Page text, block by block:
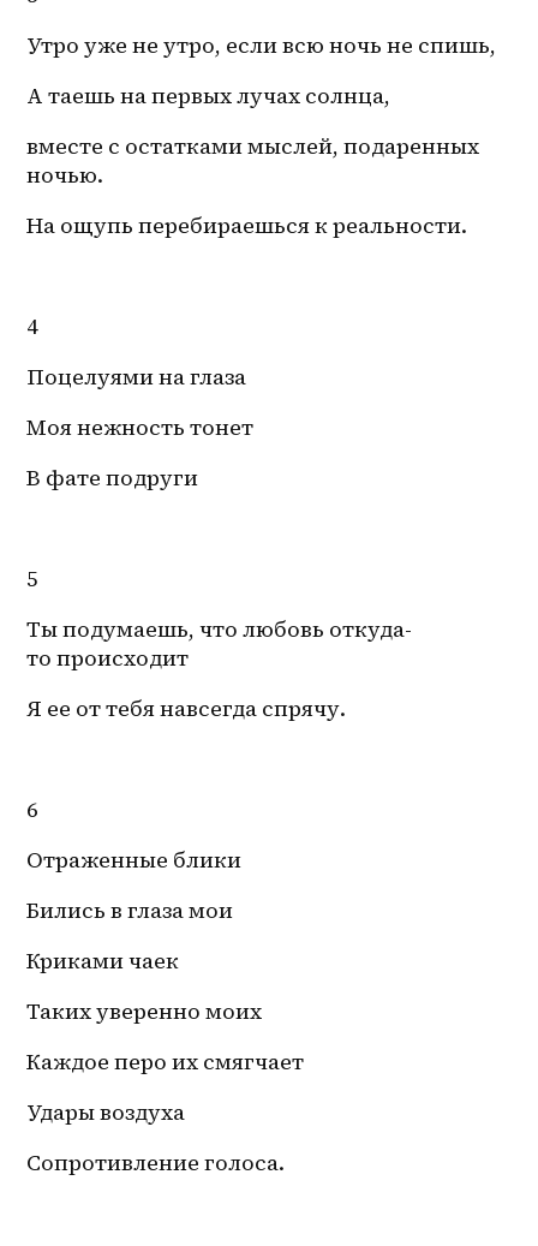
Утро уже не утро, если всю ночь не спишь,
А таешь на первых лучах солнца,
вместе с остатками мыслей, подаренных
ночью.
На ощупь перебираешься к реальности.
4
Поцелуями на глаза
Моя нежность тонет
В фате подруги
5
Ты подумаешь, что любовь откуда-
то происходит
Я ее от тебя навсегда спрячу.
6
Отраженные блики
Бились в глаза мои
Криками чаек
Таких уверенно моих
Каждое перо их смягчает
Удары воздуха
Сопротивление голоса.